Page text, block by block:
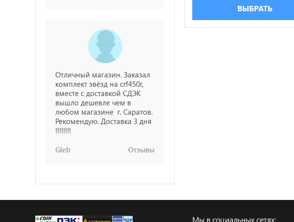
Отличный магазин. Заказал
комплект звёзд на crf450r,
вместе с доставкой СДЭК
вышло дешевле чем в
любом магазине г. Саратов.
Рекомендую. Доставка 3 дня
!!!!!!!!
Gleb
Отзывы
ВЫБРАТЬ
Мы в социальных сетях: